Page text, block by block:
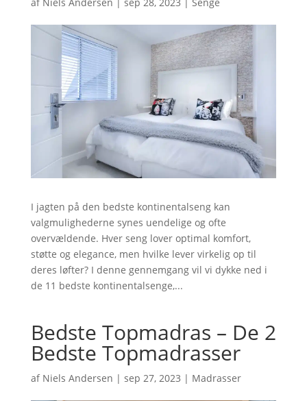
af Niels Andersen sep 28, 2023 Senge
I jagten på den bedste kontinentalseng kan
valgmulighederne synes uendelige og ofte
overvældende. Hver seng lover optimal komfort,
støtte og elegance, men hvilke lever virkelig op til
deres løfter? I denne gennemgang vil vi dykke ned i
de 11 bedste kontinentalsenge,...
Bedste Topmadras – De 2
Bedste Topmadrasser
af Niels Andersen | sep 27, 2023 | Madrasser